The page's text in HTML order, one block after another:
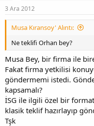
3 Ara 2012
Musa Kıransoy' Alıntı:
Ne teklifi Orhan bey?
Musa Bey, bir firma ile
Fakat firma yetkilisi
göndermemi istedi.
kapsamalı?
İSG ile ilgili özel bir
klasik teklif hazırlayıp
Tşk